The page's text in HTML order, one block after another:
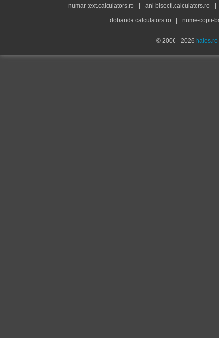
numar-text.calculators.ro ani-bisecti.calculators.ro
dobanda.calculators.ro nume-copii-
© 2006 - 2026 haios.ro